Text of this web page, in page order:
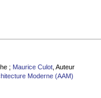
; Maurice Culot , Auteur
Moderne (AAM)